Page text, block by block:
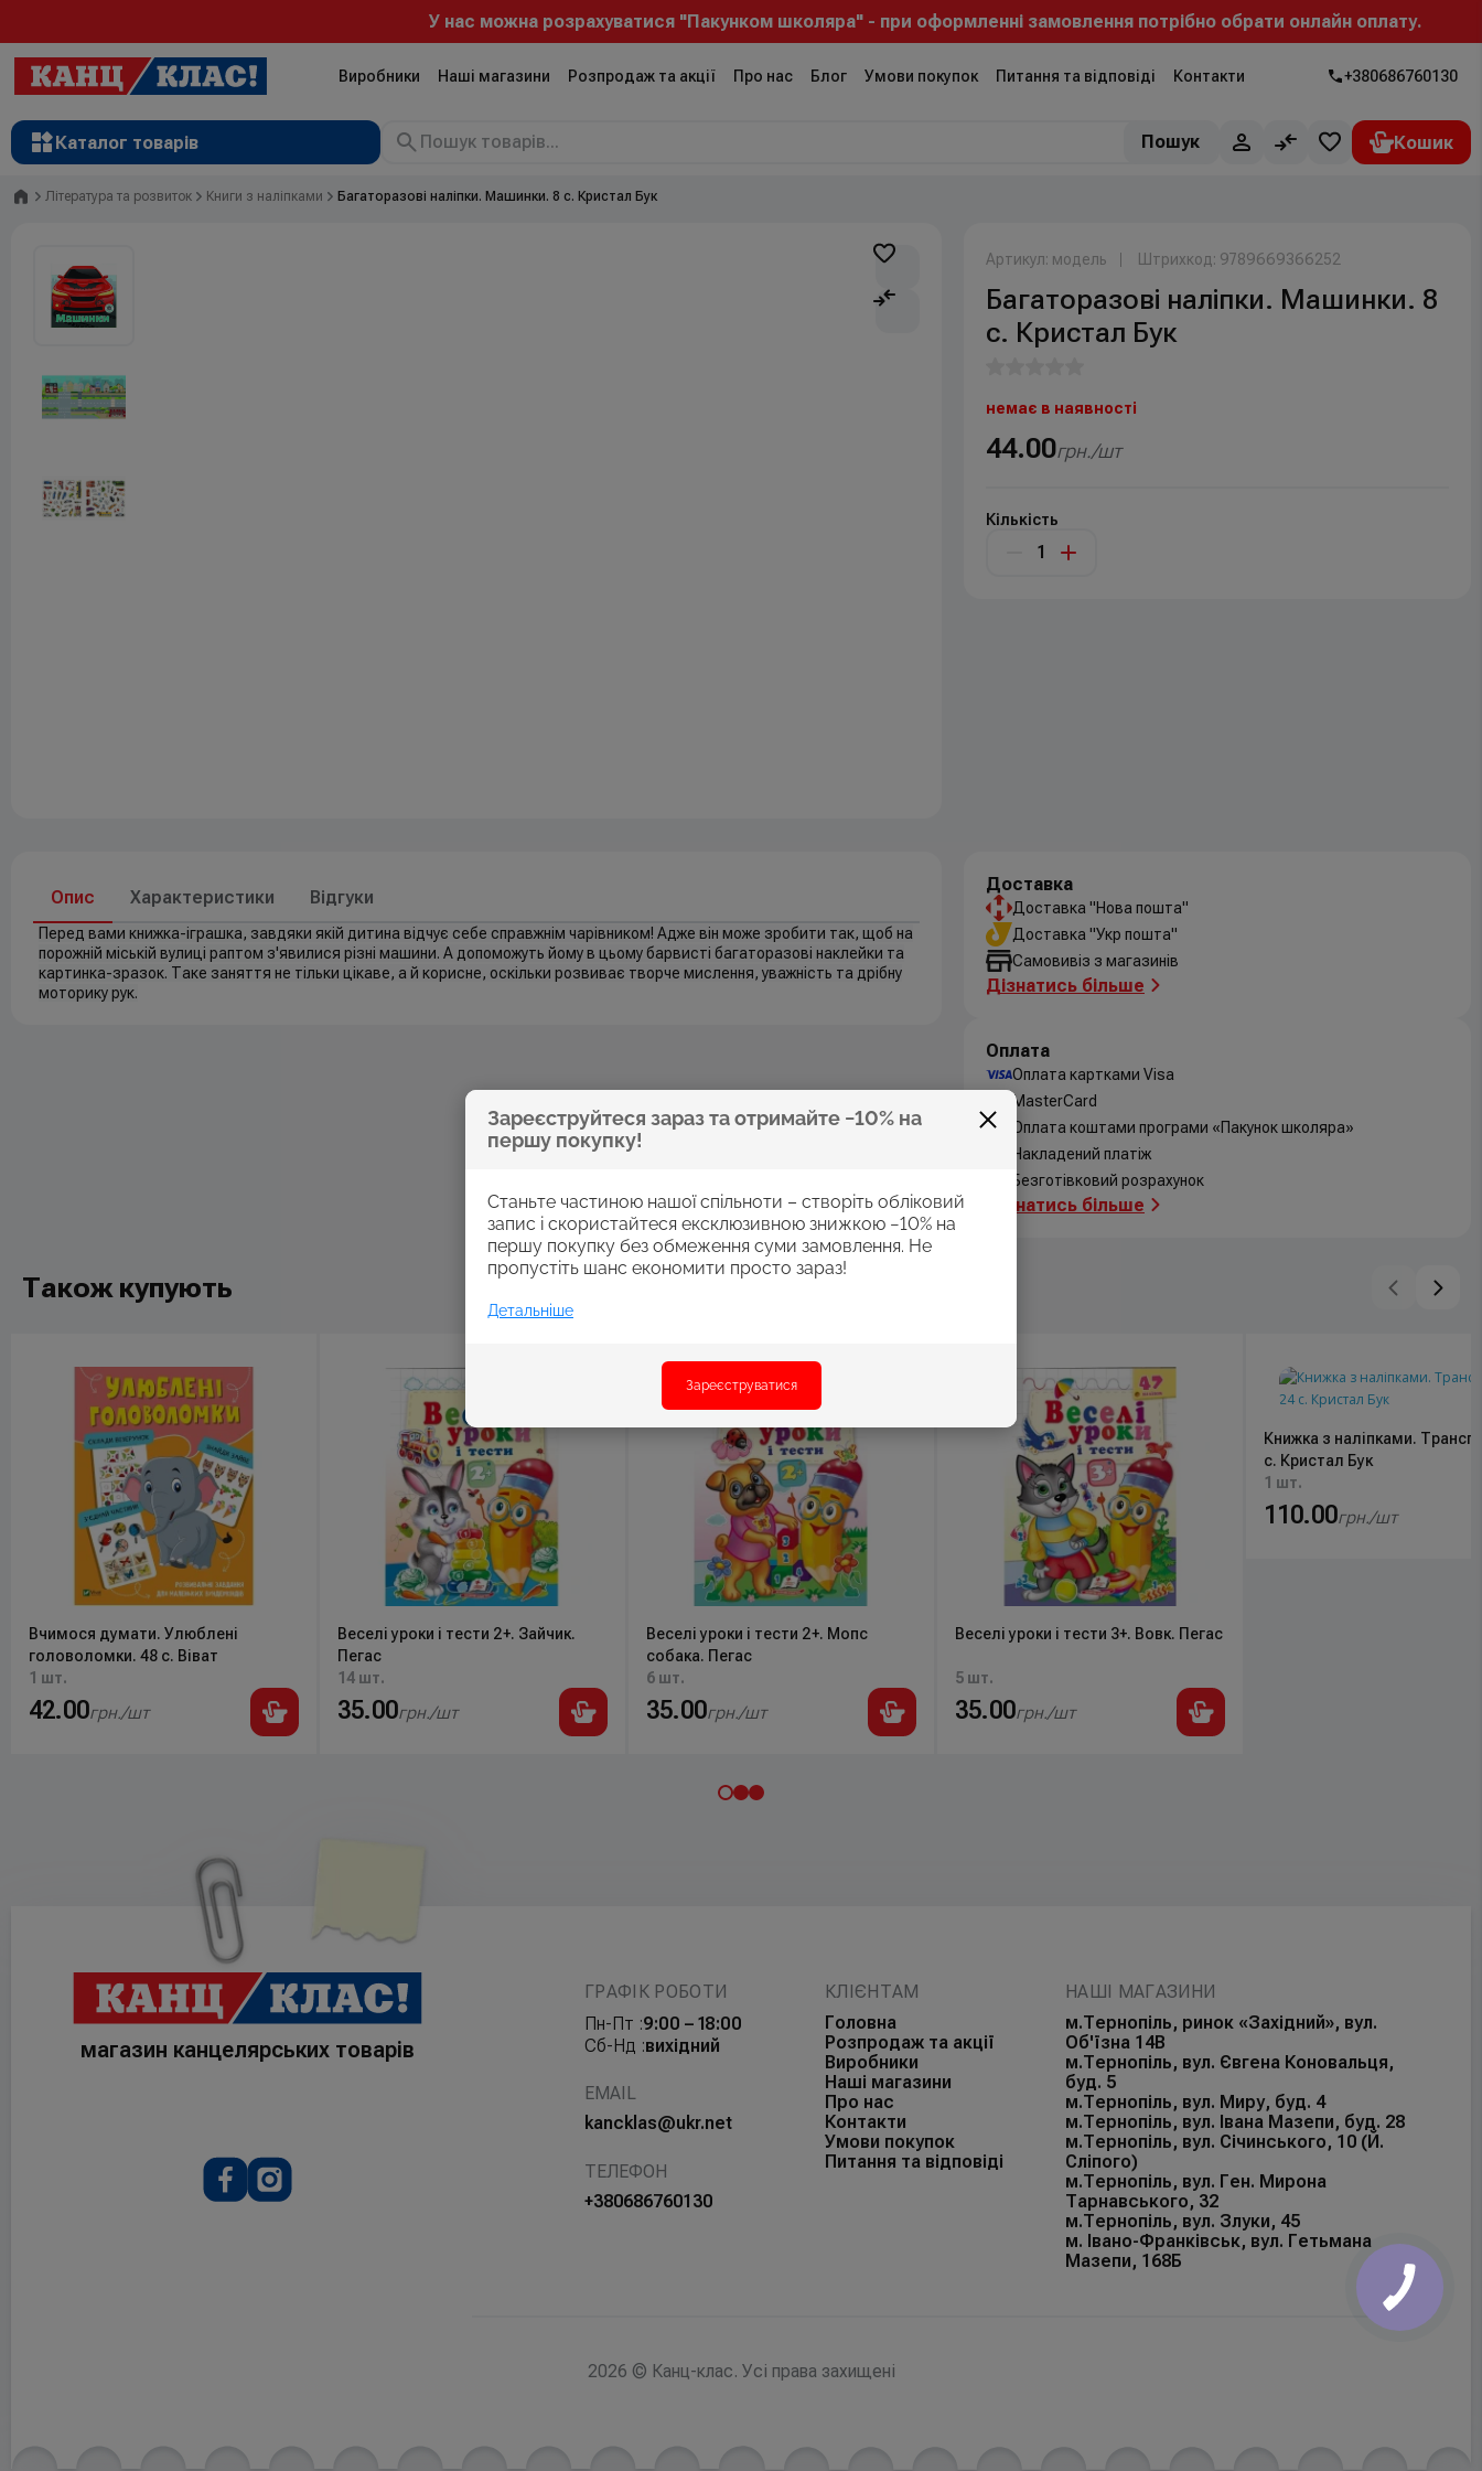
У нас можна розрахуватися "Пакунком школяра" - при оформленні замовлення потрібно обрати онлайн оплату.
Виробники Наші магазини Розпродаж та акції Про нас Блог Умови покупок Питання та відповіді Контакти +380686760130
Зареєструйтеся зараз та отримайте −10% на
першу покупку!
Станьте частиною нашої спільноти – створіть обліковий
запис і скористайтеся ексклюзивною знижкою −10% на
першу покупку без обмеження суми замовлення. Не
пропустіть шанс економити просто зараз!
Детальніше
Зареєструватися
Каталог товарів
Рюкзаки
Канцтовари
Література та розвиток
Творчість
Сувенірна продукція
Друк
Пошук
Головна
Література та розвиток Книги з наліпками Багаторазовi налiпки. Машинки. 8 с. Кристал Бук
Артикул: модель Штрихкод: 9789669366252
Багаторазовi налiпки. Машинки. 8
с. Кристал Бук
немає в наявності
44.00грн./шт
Кількість
Опис Характеристики Відгуки
Перед вами книжка-іграшка, завдяки якій дитина відчує себе справжнім чарівником! Адже він може зробити так, щоб на
порожній міській вулиці раптом з'явилися різні машини. А допоможуть йому в цьому барвисті багаторазові наклейки та
картинка-зразок. Таке заняття не тільки цікаве, а й корисне, оскільки розвиває творче мислення, уважність та дрібну
моторику рук.
Доставка
Доставка "Нова пошта"
Доставка "Укр пошта"
Самовивіз з магазинів
Дізнатись більше
Оплата
Оплата картками Visa
MasterCard
Оплата коштами програми «Пакунок школяра»
Накладений платіж
Безготівковий розрахунок
Дізнатись більше
Також купують
Вчимося думати. Улюблені
головоломки. 48 с. Віват
1 шт.
42.00грн./шт
Веселі уроки і тести 2+. Зайчик.
Пегас
14 шт.
35.00грн./шт
Веселі уроки і тести 2+. Мопс
собака. Пегас
6 шт.
35.00грн./шт
Веселі уроки і тести 3+. Вовк. Пегас
5 шт.
35.00грн./шт
Книжка з наліпками.
с. Кристал Бук
1 шт.
110.00грн./шт
магазин канцелярських товарів
ГРАФІК РОБОТИ
Пн-Пт :9:00 – 18:00
Сб-Нд :вихідний
EMAIL
kancklas@ukr.net
ТЕЛЕФОН
+380686760130
КЛІЄНТАМ
Головна
Розпродаж та акції
Виробники
Наші магазини
Про нас
Контакти
Умови покупок
Питання та відповіді
НАШІ МАГАЗИНИ
м.Тернопіль, ринок «Західний», вул.
Об'їзна 14В
м.Тернопіль, вул. Євгена Коновальця,
буд. 5
м.Тернопіль, вул. Миру, буд. 4
м.Тернопіль, вул. Івана Мазепи, буд. 28
м.Тернопіль, вул. Січинського, 10 (Й.
Сліпого)
м.Тернопіль, вул. Ген. Мирона
Тарнавського, 32
м.Тернопіль, вул. Злуки, 45
м. Івано-Франківськ, вул. Гетьмана
Мазепи, 168Б
2026 © Канц-клас. Усі права захищені